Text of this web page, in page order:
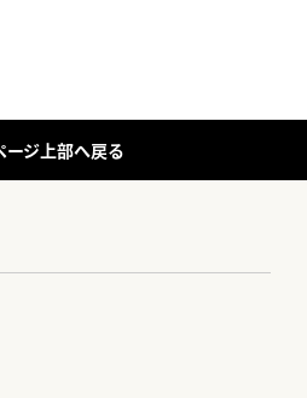
ージ上部へ戻る